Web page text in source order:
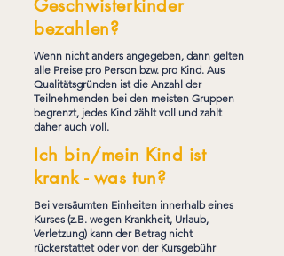
Geschwisterkinder
bezahlen?
Wenn nicht anders angegeben, dann gelten
alle Preise pro Person bzw. pro Kind. Aus
Qualitätsgründen ist die Anzahl der
Teilnehmenden bei den meisten Gruppen
begrenzt, jedes Kind zählt voll und zahlt
daher auch voll.
Ich bin/mein Kind ist
krank - was tun?
Bei versäumten Einheiten innerhalb eines
Kurses (z.B. wegen Krankheit, Urlaub,
Verletzung) kann der Betrag nicht
rückerstattet oder von der Kursgebühr